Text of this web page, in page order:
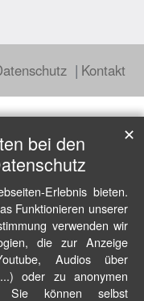
Kontakt
bei den
Erlebnis bieten.
Funktionieren unserer
verwenden wir
die zur Anzeige
Audios über
oder zu anonymen
Sie können selbst
✕